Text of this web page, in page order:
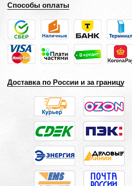
Способы оплаты
Доставка по России и за границу